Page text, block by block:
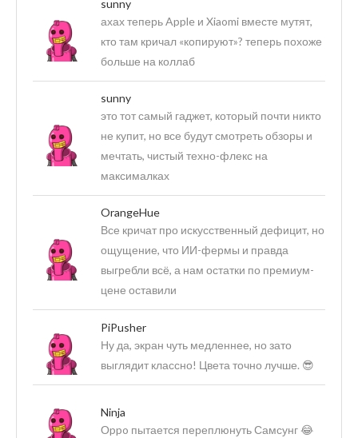
sunny
ахах теперь Apple и Xiaomi вместе мутят,
кто там кричал «копируют»? теперь похоже
больше на коллаб
sunny
это тот самый гаджет, который почти никто
не купит, но все будут смотреть обзоры и
мечтать, чистый техно-флекс на
максималках
OrangeHue
Все кричат про искусственный дефицит, но
ощущение, что ИИ-фермы и правда
выгребли всё, а нам остатки по премиум-
цене оставили
PiPusher
Ну да, экран чуть медленнее, но зато
выглядит классно! Цвета точно лучше. 😎
Ninja
Оppo пытается переплюнуть Самсунг 😂